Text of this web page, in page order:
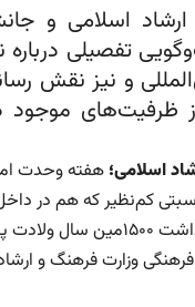
اسلامی و
تفصیلی درباره
و نیز
ظرفیت‌های
اسلامی؛ هفته وحدت
کم‌نظیر که هم در
بستر انسجام و وحدت باشد. به همین
وزارت فرهنگ و